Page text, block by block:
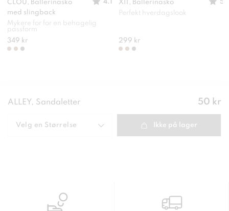
CLOU, Ballerinasko
med slingback
4.1
Mykere for for en behagelig
passform
349 kr
XIT, Ballerinasko
5
Perfekt hverdagslook
299 kr
ALLEY, Sandaletter Pris:
50 kr
Velg en Størrelse Ikke på lager